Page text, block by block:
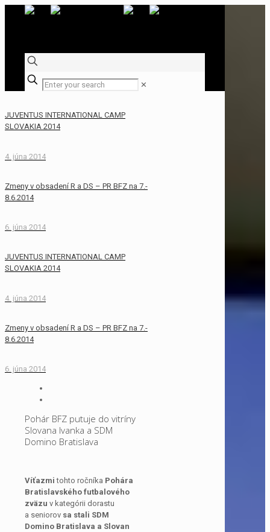
✕
JUVENTUS INTERNATIONAL CAMP
SLOVAKIA 2014
4. júna 2014
Zmeny v obsadení R a DS – PR BFZ na 7.-
8.6.2014
6. júna 2014
JUVENTUS INTERNATIONAL CAMP
SLOVAKIA 2014
4. júna 2014
Zmeny v obsadení R a DS – PR BFZ na 7.-
8.6.2014
6. júna 2014
Pohár BFZ putuje do vitríny
Slovana Ivanka a SDM
Domino Bratislava
Víťazmi tohto ročníka Pohára
Bratislavského futbalového
zväzu v kategórii dorastu
a seniorov sa stali SDM
Domino Bratislava a Slovan